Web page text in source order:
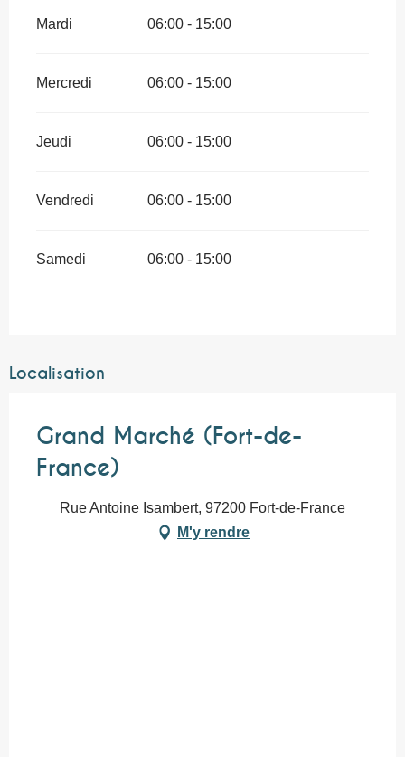
Mardi 06:00 - 15:00
Mercredi 06:00 - 15:00
Jeudi 06:00 - 15:00
Vendredi 06:00 - 15:00
Samedi 06:00 - 15:00
Localisation
Grand Marché (Fort-de-
France)
Rue Antoine Isambert, 97200 Fort-de-France
M'y rendre